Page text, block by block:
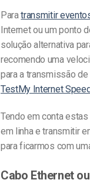
Paratransmitir
Internet ou um ponto
solução alternativa
recomendo uma
para a transmissão
TestMy Internet
Tendo em conta
em linha e transmitir
para ficarmos com
Cabo Ethernet